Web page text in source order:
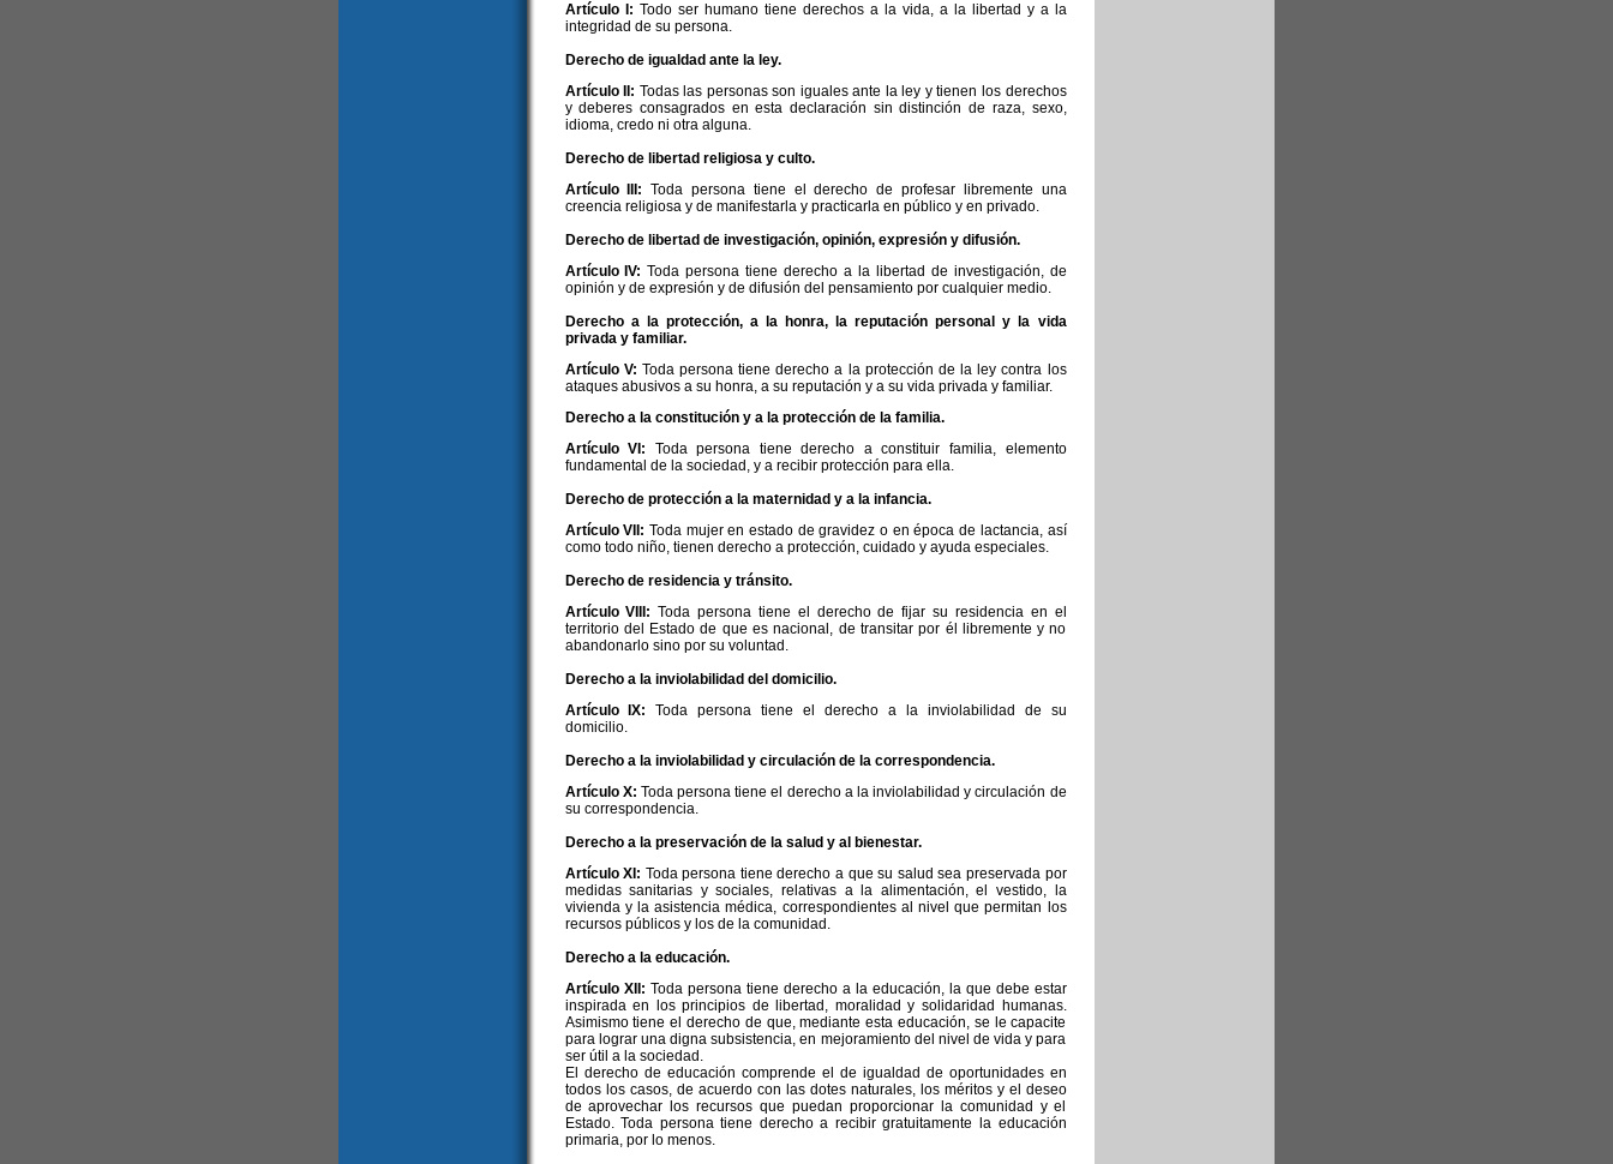
Artículo I: Todo ser humano tiene derechos a la vida, a la libertad y a la
integridad de su persona.
Derecho de igualdad ante la ley.
Artículo II: Todas las personas son iguales ante la ley y tienen los derechos
y deberes consagrados en esta declaración sin distinción de raza, sexo,
idioma, credo ni otra alguna.
Derecho de libertad religiosa y culto.
Artículo III:Toda persona tiene el derecho de profesar libremente una
creencia religiosa y de manifestarla y practicarla en público y en privado.
Derecho de libertad de investigación, opinión, expresión y difusión.
Artículo IV:Toda persona tiene derecho a la libertad de investigación, de
opinión y de expresión y de difusión del pensamiento por cualquier medio.
Derecho a la protección, a la honra, la reputación personal y la vida
privada y familiar.
Artículo V: Toda persona tiene derecho a la protección de la ley contra los
ataques abusivos a su honra, a su reputación y a su vida privada y familiar.
Derecho a la constitución y a la protección de la familia.
Artículo VI: Toda persona tiene derecho a constituir familia, elemento
fundamental de la sociedad, y a recibir protección para ella.
Derecho de protección a la maternidad y a la infancia.
Artículo VII: Toda mujer en estado de gravidez o en época de lactancia, así
como todo niño, tienen derecho a protección, cuidado y ayuda especiales.
Derecho de residencia y tránsito.
Artículo VIII:Toda persona tiene el derecho de fijar su residencia en el
territorio del Estado de que es nacional, de transitar por él libremente y no
abandonarlo sino por su voluntad.
Derecho a la inviolabilidad del domicilio.
Artículo IX:Toda persona tiene el derecho a la inviolabilidad de su
domicilio.
Derecho a la inviolabilidad y circulación de la correspondencia.
Artículo X: Toda persona tiene el derecho a la inviolabilidad y circulación de
su correspondencia.
Derecho a la preservación de la salud y al bienestar.
Artículo XI: Toda persona tiene derecho a que su salud sea preservada por
medidas sanitarias y sociales, relativas a la alimentación, el vestido, la
vivienda y la asistencia médica, correspondientes al nivel que permitan los
recursos públicos y los de la comunidad.
Derecho a la educación.
Artículo XII: Toda persona tiene derecho a la educación, la que debe estar
inspirada en los principios de libertad, moralidad y solidaridad humanas.
Asimismo tiene el derecho de que, mediante esta educación, se le capacite
para lograr una digna subsistencia, en mejoramiento del nivel de vida y para
ser útil a la sociedad.
El derecho de educación comprende el de igualdad de oportunidades en
todos los casos, de acuerdo con las dotes naturales, los méritos y el deseo
de aprovechar los recursos que puedan proporcionar la comunidad y el
Estado. Toda persona tiene derecho a recibir gratuitamente la educación
primaria, por lo menos.